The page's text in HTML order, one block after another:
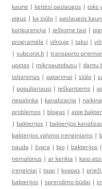
kaune | keitėsi paslaugos | toks
pigus | ką siūlo | paslaugos
konkurencija | ieškome taxi |
programėlė | vilniuje | taksi |
| subconit.lt | transporto
uostas | mikroautobusu | dantu
talpinimas | patarimai | siūlo |
| populiariausi | ieškantiems |
nepatinka | kanalizacija | naikina
problemos | blogas | apie
| bakterijos | bakterijos
bakterijos valymo įrenginiams |
nauda | švara | bio | bakterijos |
nemalonus | ar kenkia | kaip
įrenginiai | tipai | kvapas |
bakterijos | sprendimo būdai |